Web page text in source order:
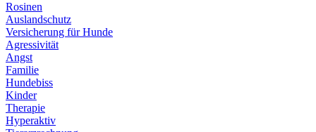
Rosinen
Auslandschutz
Versicherung für Hunde
Agressivität
Angst
Familie
Hundebiss
Kinder
Therapie
Hyperaktiv